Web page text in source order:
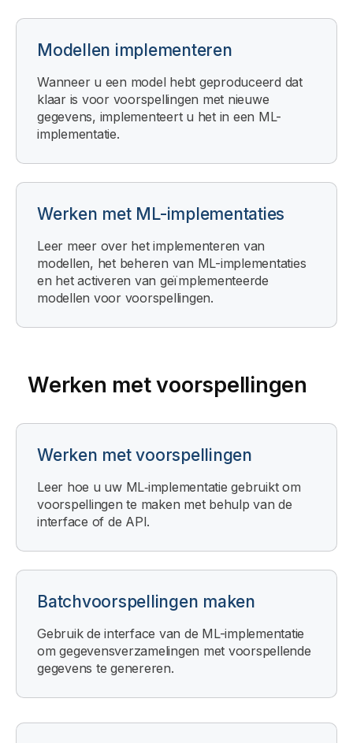
Modellen implementeren
Wanneer u een model hebt geproduceerd dat
klaar is voor voorspellingen met nieuwe
gegevens, implementeert u het in een ML-
implementatie.
Werken met ML-implementaties
Leer meer over het implementeren van
modellen, het beheren van ML-implementaties
en het activeren van geïmplementeerde
modellen voor voorspellingen.
Werken met voorspellingen
Werken met voorspellingen
Leer hoe u uw ML‑implementatie gebruikt om
voorspellingen te maken met behulp van de
interface of de API.
Batchvoorspellingen maken
Gebruik de interface van de ML-implementatie
om gegevensverzamelingen met voorspellende
gegevens te genereren.